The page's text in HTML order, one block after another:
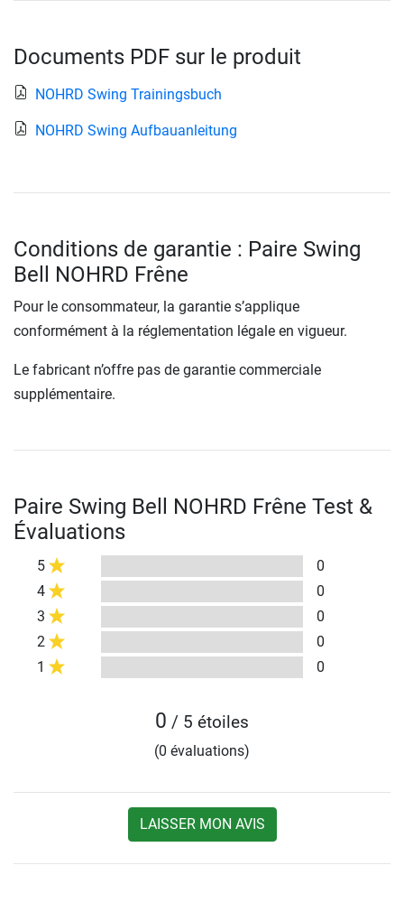
Documents PDF sur le produit
NOHRD Swing Trainingsbuch
NOHRD Swing Aufbauanleitung
Conditions de garantie : Paire Swing
Bell NOHRD Frêne
Pour le consommateur, la garantie s’applique
conformément à la réglementation légale en vigueur.
Le fabricant n’offre pas de garantie commerciale
supplémentaire.
Paire Swing Bell NOHRD Frêne Test &
Évaluations
5
0
4
0
3
0
2
0
1
0
0 / 5 étoiles
(0 évaluations)
LAISSER MON AVIS